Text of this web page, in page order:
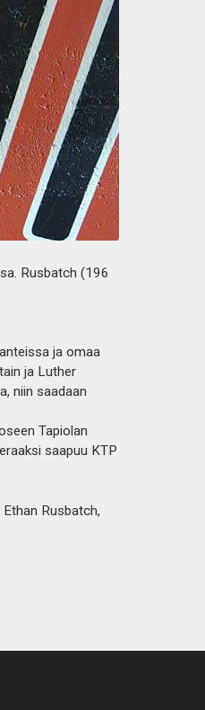
Rusbatch (196
ja omaa
ja Luther
niin saadaan
Tapiolan
saapuu KTP
Rusbatch,